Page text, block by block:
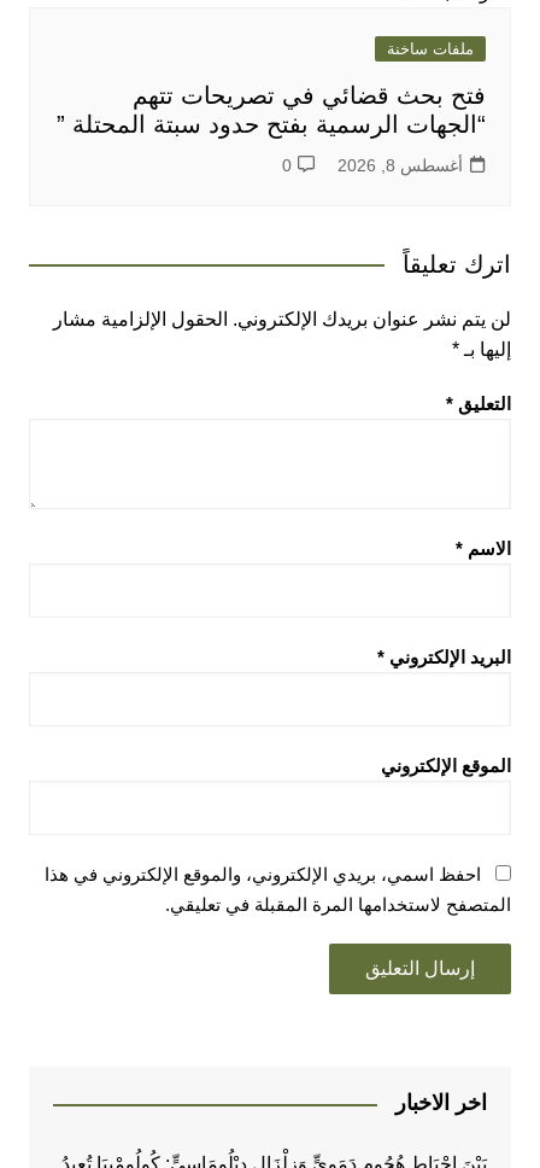
ملفات ساخنة
فتح بحث قضائي في تصريحات تتهم
“الجهات الرسمية بفتح حدود سبتة المحتلة ”
أغسطس 8, 2026 0
اترك تعليقاً
لن يتم نشر عنوان بريدك الإلكتروني. الحقول الإلزامية مشار
إليها بـ *
التعليق *
الاسم *
البريد الإلكتروني *
الموقع الإلكتروني
احفظ اسمي، بريدي الإلكتروني، والموقع الإلكتروني في هذا
المتصفح لاستخدامها المرة المقبلة في تعليقي.
اخر الاخبار